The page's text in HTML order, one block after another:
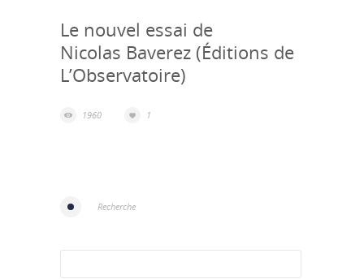
Le nouvel essai de
Nicolas Baverez (Éditions de
L’Observatoire)
1960 1
Recherche